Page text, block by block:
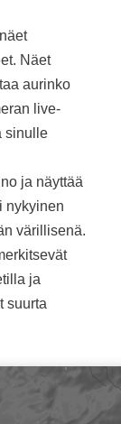
Näet
aurinko
live-
sinulle
ja näyttää
nykyinen
värillisenä.
ja
suurta